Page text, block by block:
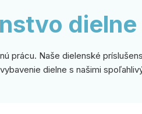
dielne
prácu. Naše dielenské
dielne s našimi